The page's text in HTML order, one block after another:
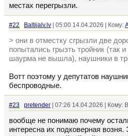
местах перегрызли.
#22 Baltijalv.lv | 05:00 14.04.2026 | Кому:
> они в отместку сгрызли две
попытались грызть тройник (так
шаурма не вышла), наушники в
Вотт поэтому у депутатов
беспроводные.
#23 pretender | 07:26 14.04.2026 | Кому:
вообще не понимаю почему
интересна их подковерная